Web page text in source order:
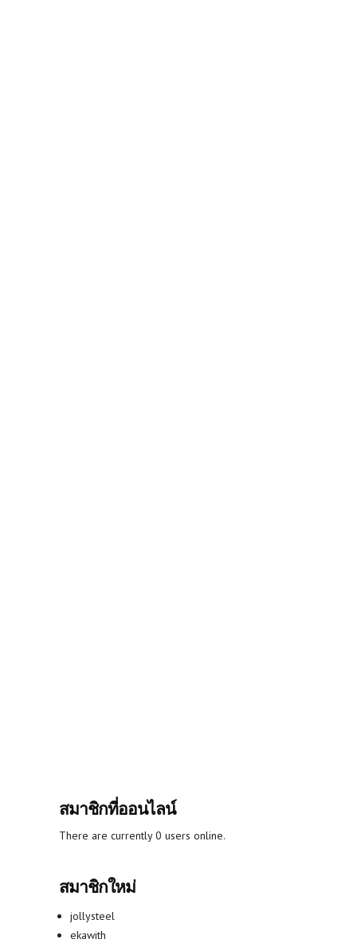
สมาชิกที่ออนไลน์
There are currently 0 users online.
สมาชิกใหม่
jollysteel
ekawith